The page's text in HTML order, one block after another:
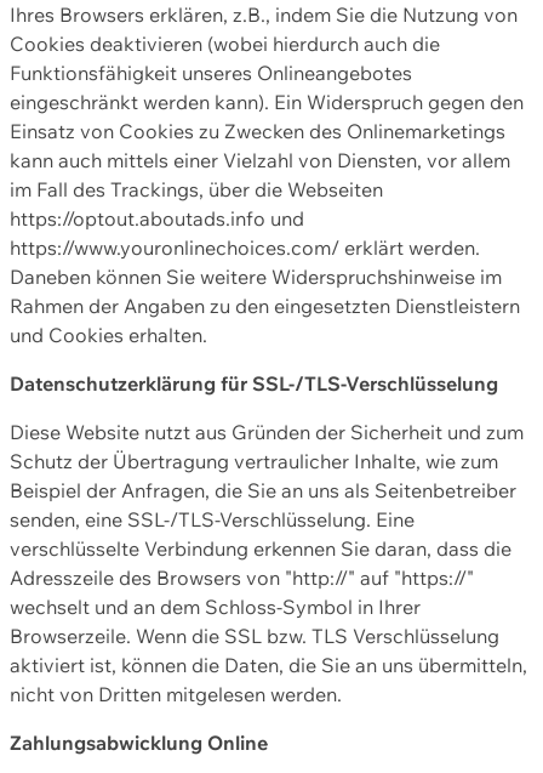
Ihres Browsers erklären, z.B., indem Sie die Nutzung von
Cookies deaktivieren (wobei hierdurch auch die
Funktionsfähigkeit unseres Onlineangebotes
eingeschränkt werden kann). Ein Widerspruch gegen den
Einsatz von Cookies zu Zwecken des Onlinemarketings
kann auch mittels einer Vielzahl von Diensten, vor allem
im Fall des Trackings, über die Webseiten
https://optout.aboutads.info und
https://www.youronlinechoices.com/ erklärt werden.
Daneben können Sie weitere Widerspruchshinweise im
Rahmen der Angaben zu den eingesetzten Dienstleistern
und Cookies erhalten.
Datenschutzerklärung für SSL-/TLS-Verschlüsselung
Diese Website nutzt aus Gründen der Sicherheit und zum
Schutz der Übertragung vertraulicher Inhalte, wie zum
Beispiel der Anfragen, die Sie an uns als Seitenbetreiber
senden, eine SSL-/TLS-Verschlüsselung. Eine
verschlüsselte Verbindung erkennen Sie daran, dass die
Adresszeile des Browsers von "http://" auf "https://"
wechselt und an dem Schloss-Symbol in Ihrer
Browserzeile. Wenn die SSL bzw. TLS Verschlüsselung
aktiviert ist, können die Daten, die Sie an uns übermitteln,
nicht von Dritten mitgelesen werden.
Zahlungsabwicklung Online